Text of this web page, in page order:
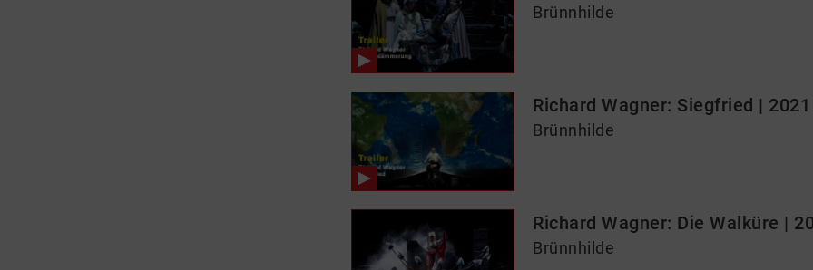
Brünnhilde
Richard Wagner: Siegfried | 2021
Brünnhilde
Richard Wagner: Die Walküre |
Brünnhilde